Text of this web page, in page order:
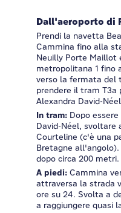
Dall'aeroporto di
Prendi la navetta
Cammina fino alla
Neuilly Porte Maillot
metropolitana 1 fino
verso la fermata del
prendere il tram T3a
Alexandra David-
In tram: Dopo
David-Néel, svoltare
Courteline (c'è una
Bretagne
dopo circa 200 metri.
A piedi: Cammina
attraversa la strada
ore su 24. Svolta a
a raggiungere quasi